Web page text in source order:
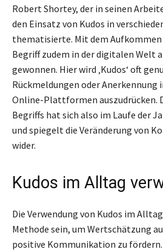
Robert Shortey, der in seinen
den Einsatz von Kudos in
thematisierte. Mit dem
Begriff zudem in der digitalen Welt
gewonnen. Hier wird ‚Kudos‘ oft
Rückmeldungen oder Anerkennung
Online-Plattformen auszudrücken.
Begriffs hat sich also im Laufe der
und spiegelt die Veränderung von
wider.
Kudos im Alltag
Die Verwendung von Kudos im
Methode sein, um Wertschätzung
positive Kommunikation zu